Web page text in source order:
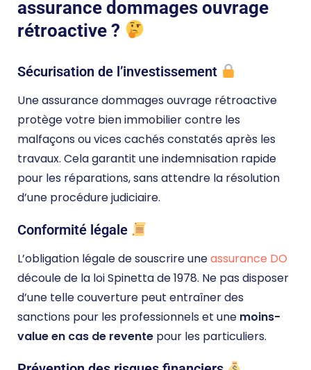
assurance dommages ouvrage
rétroactive ?
Sécurisation de l’investissement
Une assurance dommages ouvrage rétroactive
protège votre bien immobilier contre les
malfaçons ou vices cachés constatés après les
travaux. Cela garantit une indemnisation rapide
pour les réparations, sans attendre la résolution
d’une procédure judiciaire.
Conformité légale
L’obligation légale de souscrire uneassurance DO
découle de la loi Spinetta de 1978. Ne pas disposer
d’une telle couverture peut entraîner des
sanctions pour les professionnels et une moins-
value en cas de revente pour les particuliers.